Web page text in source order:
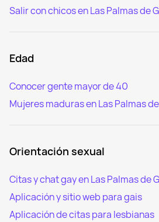
Salir con chicos en Las Palmas de
Edad
Conocer gente mayor de 40
Mujeres maduras en Las Palmas
Orientación sexual
Citas y chat gay en Las Palmas de
Aplicación y sitio web para gais
Aplicación de citas para lesbianas